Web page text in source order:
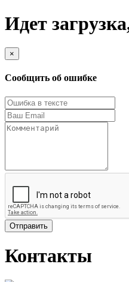
Идет
×
Сообщить об ошибке
Отправить
Контакты